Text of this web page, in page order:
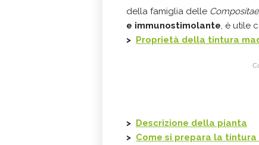
della famiglia delle Compositae
e immunostimolante, è utile
> Proprietà della tintura
> Descrizione della pianta
> Come si prepara la tintura